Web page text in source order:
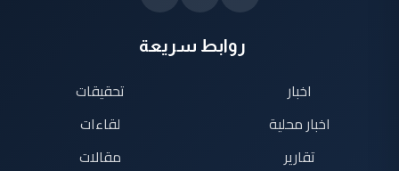
روابط سريعة
اخبار
اخبار محلية
تقارير
تحقيقات
لقاءات
مقالات